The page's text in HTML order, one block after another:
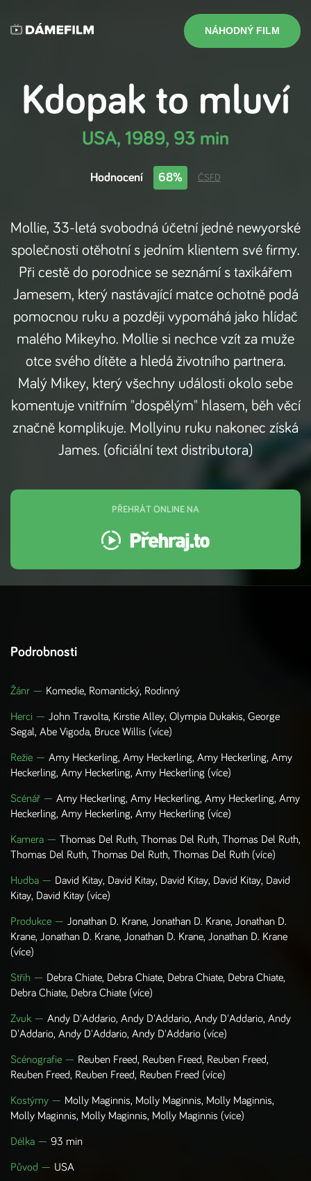
NÁHODNÝ FILM
Kdopak to mluví
USA, 1989, 93 min
Hodnocení 68% ČSFD
Mollie, 33-letá svobodná účetní jedné newyorské
společnosti otěhotní s jedním klientem své firmy.
Při cestě do porodnice se seznámí s taxikářem
Jamesem, který nastávající matce ochotně podá
pomocnou ruku a později vypomáhá jako hlídač
malého Mikeyho. Mollie si nechce vzít za muže
otce svého dítěte a hledá životního partnera.
Malý Mikey, který všechny události okolo sebe
komentuje vnitřním "dospělým" hlasem, běh věcí
značně komplikuje. Mollyinu ruku nakonec získá
James. (oficiální text distributora)
PŘEHRÁT ONLINE NA
Podrobnosti
Žánr — Komedie, Romantický, Rodinný
Herci — John Travolta, Kirstie Alley, Olympia Dukakis, George
Segal, Abe Vigoda, Bruce Willis (více)
Režie — Amy Heckerling, Amy Heckerling, Amy Heckerling, Amy
Heckerling, Amy Heckerling, Amy Heckerling (více)
Scénář — Amy Heckerling, Amy Heckerling, Amy Heckerling, Amy
Heckerling, Amy Heckerling, Amy Heckerling (více)
Kamera — Thomas Del Ruth, Thomas Del Ruth, Thomas Del Ruth,
Thomas Del Ruth, Thomas Del Ruth, Thomas Del Ruth (více)
Hudba — David Kitay, David Kitay, David Kitay, David Kitay, David
Kitay, David Kitay (více)
Produkce — Jonathan D. Krane, Jonathan D. Krane, Jonathan D.
Krane, Jonathan D. Krane, Jonathan D. Krane, Jonathan D. Krane
(více)
Střih — Debra Chiate, Debra Chiate, Debra Chiate, Debra Chiate,
Debra Chiate, Debra Chiate (více)
Zvuk — Andy D'Addario, Andy D'Addario, Andy D'Addario, Andy
D'Addario, Andy D'Addario, Andy D'Addario (více)
Scénografie — Reuben Freed, Reuben Freed, Reuben Freed,
Reuben Freed, Reuben Freed, Reuben Freed (více)
Kostýmy — Molly Maginnis, Molly Maginnis, Molly Maginnis,
Molly Maginnis, Molly Maginnis, Molly Maginnis (více)
Délka — 93 min
Původ — USA